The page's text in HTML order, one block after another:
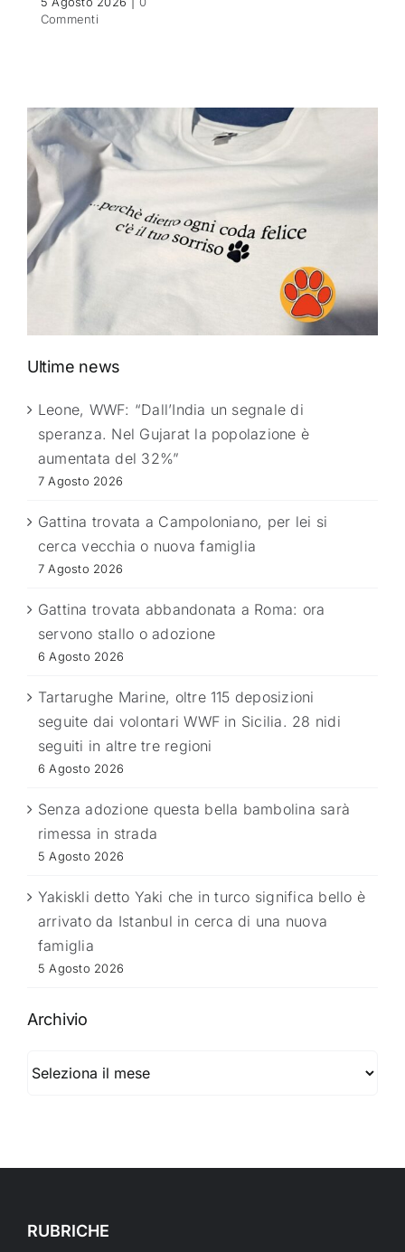
Commenti
Ultime news
Leone, WWF: “Dall’India un segnale di
speranza. Nel Gujarat la popolazione è
aumentata del 32%”
7 Agosto 2026
Gattina trovata a Campoloniano, per lei si
cerca vecchia o nuova famiglia
7 Agosto 2026
Gattina trovata abbandonata a Roma: ora
servono stallo o adozione
6 Agosto 2026
Tartarughe Marine, oltre 115 deposizioni
seguite dai volontari WWF in Sicilia. 28 nidi
seguiti in altre tre regioni
6 Agosto 2026
Senza adozione questa bella bambolina sarà
rimessa in strada
5 Agosto 2026
Yakiskli detto Yaki che in turco significa bello è
arrivato da Istanbul in cerca di una nuova
famiglia
5 Agosto 2026
Archivio
RUBRICHE